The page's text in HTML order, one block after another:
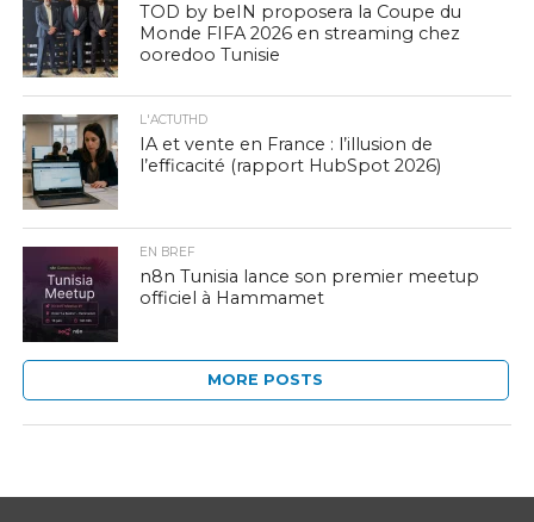
TOD by beIN proposera la Coupe du
Monde FIFA 2026 en streaming chez
ooredoo Tunisie
L'ACTUTHD
IA et vente en France : l’illusion de
l’efficacité (rapport HubSpot 2026)
EN BREF
n8n Tunisia lance son premier meetup
officiel à Hammamet
MORE POSTS